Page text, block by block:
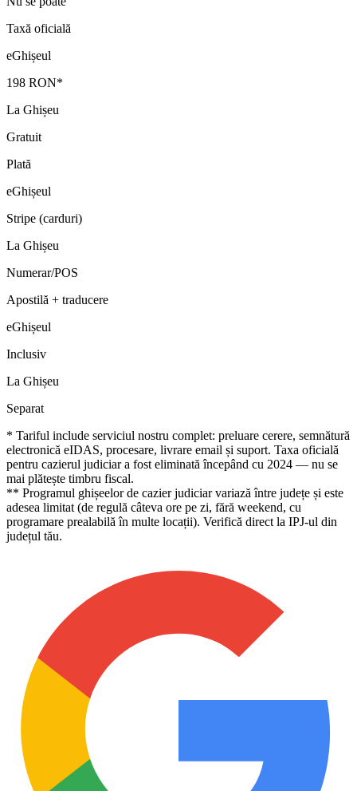
Taxă oficială
eGhișeul
198 RON*
La Ghișeu
Gratuit
Plată
eGhișeul
Stripe (carduri)
La Ghișeu
Numerar/POS
Apostilă + traducere
eGhișeul
Inclusiv
La Ghișeu
Separat
* Tariful include serviciul nostru complet: preluare cerere, semnătură
electronică eIDAS, procesare, livrare email și suport. Taxa oficială
pentru cazierul judiciar a fost eliminată începând cu 2024 — nu se
mai plătește timbru fiscal.
** Programul ghișeelor de cazier judiciar variază între județe și este
adesea limitat (de regulă câteva ore pe zi, fără weekend, cu
programare prealabilă în multe locații). Verifică direct la IPJ-ul din
județul tău.